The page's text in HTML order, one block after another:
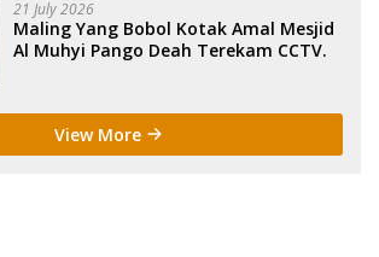
21 July 2026
Maling Yang Bobol Kotak Amal Mesjid
Al Muhyi Pango Deah Terekam CCTV.
View More